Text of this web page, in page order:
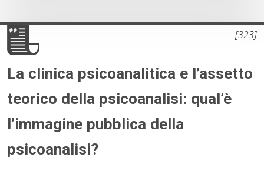
La clinica psicoanalitica e l’assetto
teorico della psicoanalisi: qual’è
l’immagine pubblica della
psicoanalisi?
[323]